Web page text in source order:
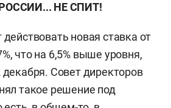
НЕ СПИТ!
новая ставка от
что на 6,5% выше уровня,
декабря. Совет директоров
такое решение под